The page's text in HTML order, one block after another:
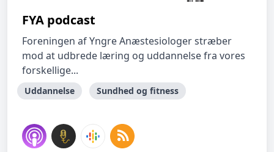
FYA podcast
Foreningen af Yngre Anæstesiologer stræber
mod at udbrede læring og uddannelse fra vores
forskellige...
Uddannelse Sundhed og fitness